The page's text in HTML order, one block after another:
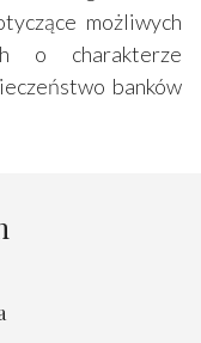
możliwych
o charakterze
banków